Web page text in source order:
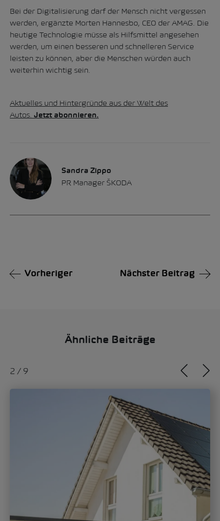
Bei der Digitalisierung darf der Mensch nicht vergessen
werden, ergänzte Morten Hannesbo, CEO der AMAG. Die
heutige Technologie müsse als Hilfsmittel angesehen
werden, um einen besseren und schnelleren Service
leisten zu können, aber die Menschen würden auch
weiterhin wichtig sein.
Aktuelles und Hintergründe aus der Welt des
Autos. Jetzt abonnieren.
Sandra Zippo
PR Manager ŠKODA
Vorheriger Nächster Beitrag
Ähnliche Beiträge
2 / 9